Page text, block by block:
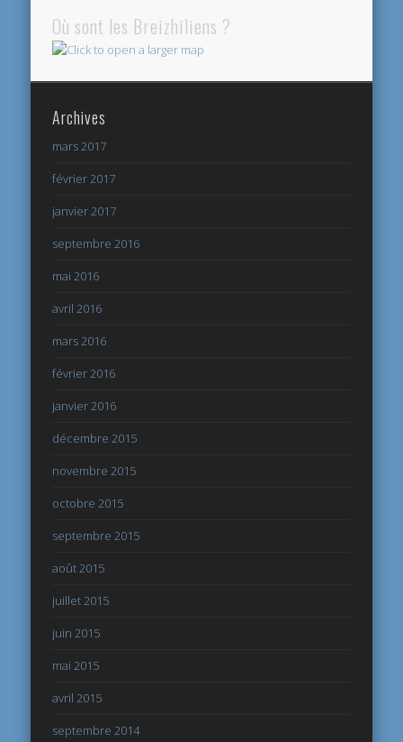
Où sont les Breizhiliens ?
Archives
mars 2017
février 2017
janvier 2017
septembre 2016
mai 2016
avril 2016
mars 2016
février 2016
janvier 2016
décembre 2015
novembre 2015
octobre 2015
septembre 2015
août 2015
juillet 2015
juin 2015
mai 2015
avril 2015
septembre 2014